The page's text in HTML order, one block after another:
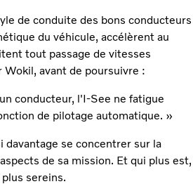
de conduite des bons conducteurs
du véhicule, accélèrent au
tout passage de vitesses
avant de poursuivre :
conducteur, l'I-See ne fatigue
de pilotage automatique. »
davantage se concentrer sur la
de sa mission. Et qui plus est,
sereins.